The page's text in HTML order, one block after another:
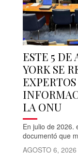
ESTE 5 DE
YORK SE
LA ONU
En julio de 2026.
documentó que
AGOSTO 6, 2026